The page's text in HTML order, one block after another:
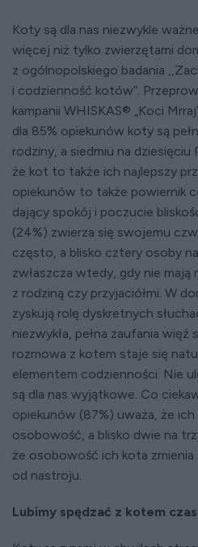
Koty są dla nas niezwykle
więcej niż tylko zwierzętami
z ogólnopolskiego badania
i codzienność kotów”.
kampanii WHISKAS® „Koci
dla 85% opiekunów koty są
rodziny, a siedmiu na dziesięciu
że kot to także ich najlepszy
opiekunów to także powiernik
dający spokój i poczucie
(24%) zwierza się swojemu
często, a blisko cztery osoby
zwłaszcza wtedy, gdy nie
z rodziną czy przyjaciółmi. W
zyskują rolę dyskretnych
niezwykła, pełna zaufania więź
rozmowa z kotem staje się
elementem codzienności. Nie
są dla nas wyjątkowe. Co
opiekunów (87%) uważa, że ich
osobowość, a blisko dwie na
że osobowość ich kota zmienia
od nastroju.
Lubimy spędzać z kotem czas